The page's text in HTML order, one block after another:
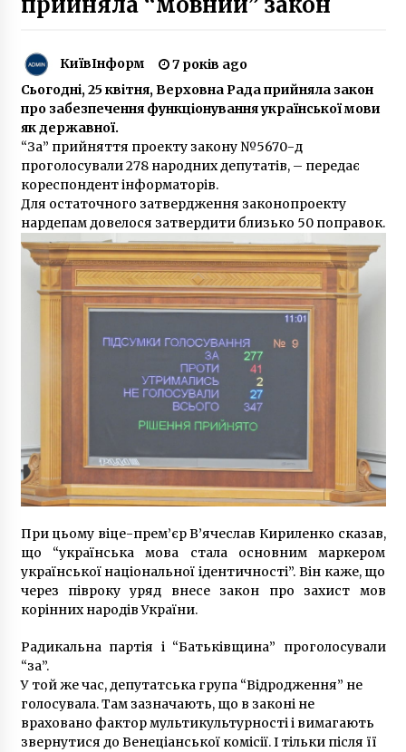
6 років ago
2 роки ago
Крищенко звернувся до СБУ з приводу
сепаратиста у лавах “Муніципальної
охорони”
5 років ago
Прибирання будинку і котеджу в Києві:
особливості і ціни 2026
За рік у Чорнобильській зоні спіймали більш
ніж 400 нелегальних туристів
6 років ago
КиївІнформ
7 років ago
Сьогодні, 25 квітня, Верховна Рада прийняла закон
про забезпечення функціонування української мови
як державної.
“За” прийняття проекту закону №5670-д
проголосували 278 народних депутатів, – передає
кореспондент інформаторів.
Для остаточного затвердження законопроекту
нардепам довелося затвердити близько 50 поправок.
При цьому віце-прем’єр В’ячеслав Кириленко сказав,
що “українська мова стала основним маркером
української національної ідентичності”. Він каже, що
через півроку уряд внесе закон про захист мов
корінних народів України.
Радикальна партія і “Батьківщина” проголосували
“за”.
У той же час, депутатська група “Відродження” не
голосувала. Там зазначають, що в законі не
враховано фактор мультикультурності і вимагають
звернутися до Венеціанської комісії. І тільки після її